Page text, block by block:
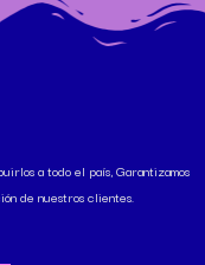
a todo el país, Garantizamos
de nuestros clientes.